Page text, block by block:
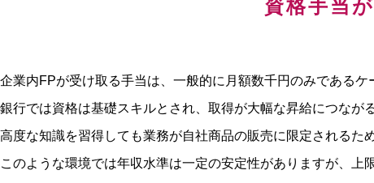
資格手当
企業内FPが受け取る手当は、一般的に月額数千円のみであるケ
銀行では資格は基礎スキルとされ、取得が大幅な昇給につなが
高度な知識を習得しても業務が自社商品の販売に限定されるた
このような環境では年収水準は一定の安定性がありますが、上